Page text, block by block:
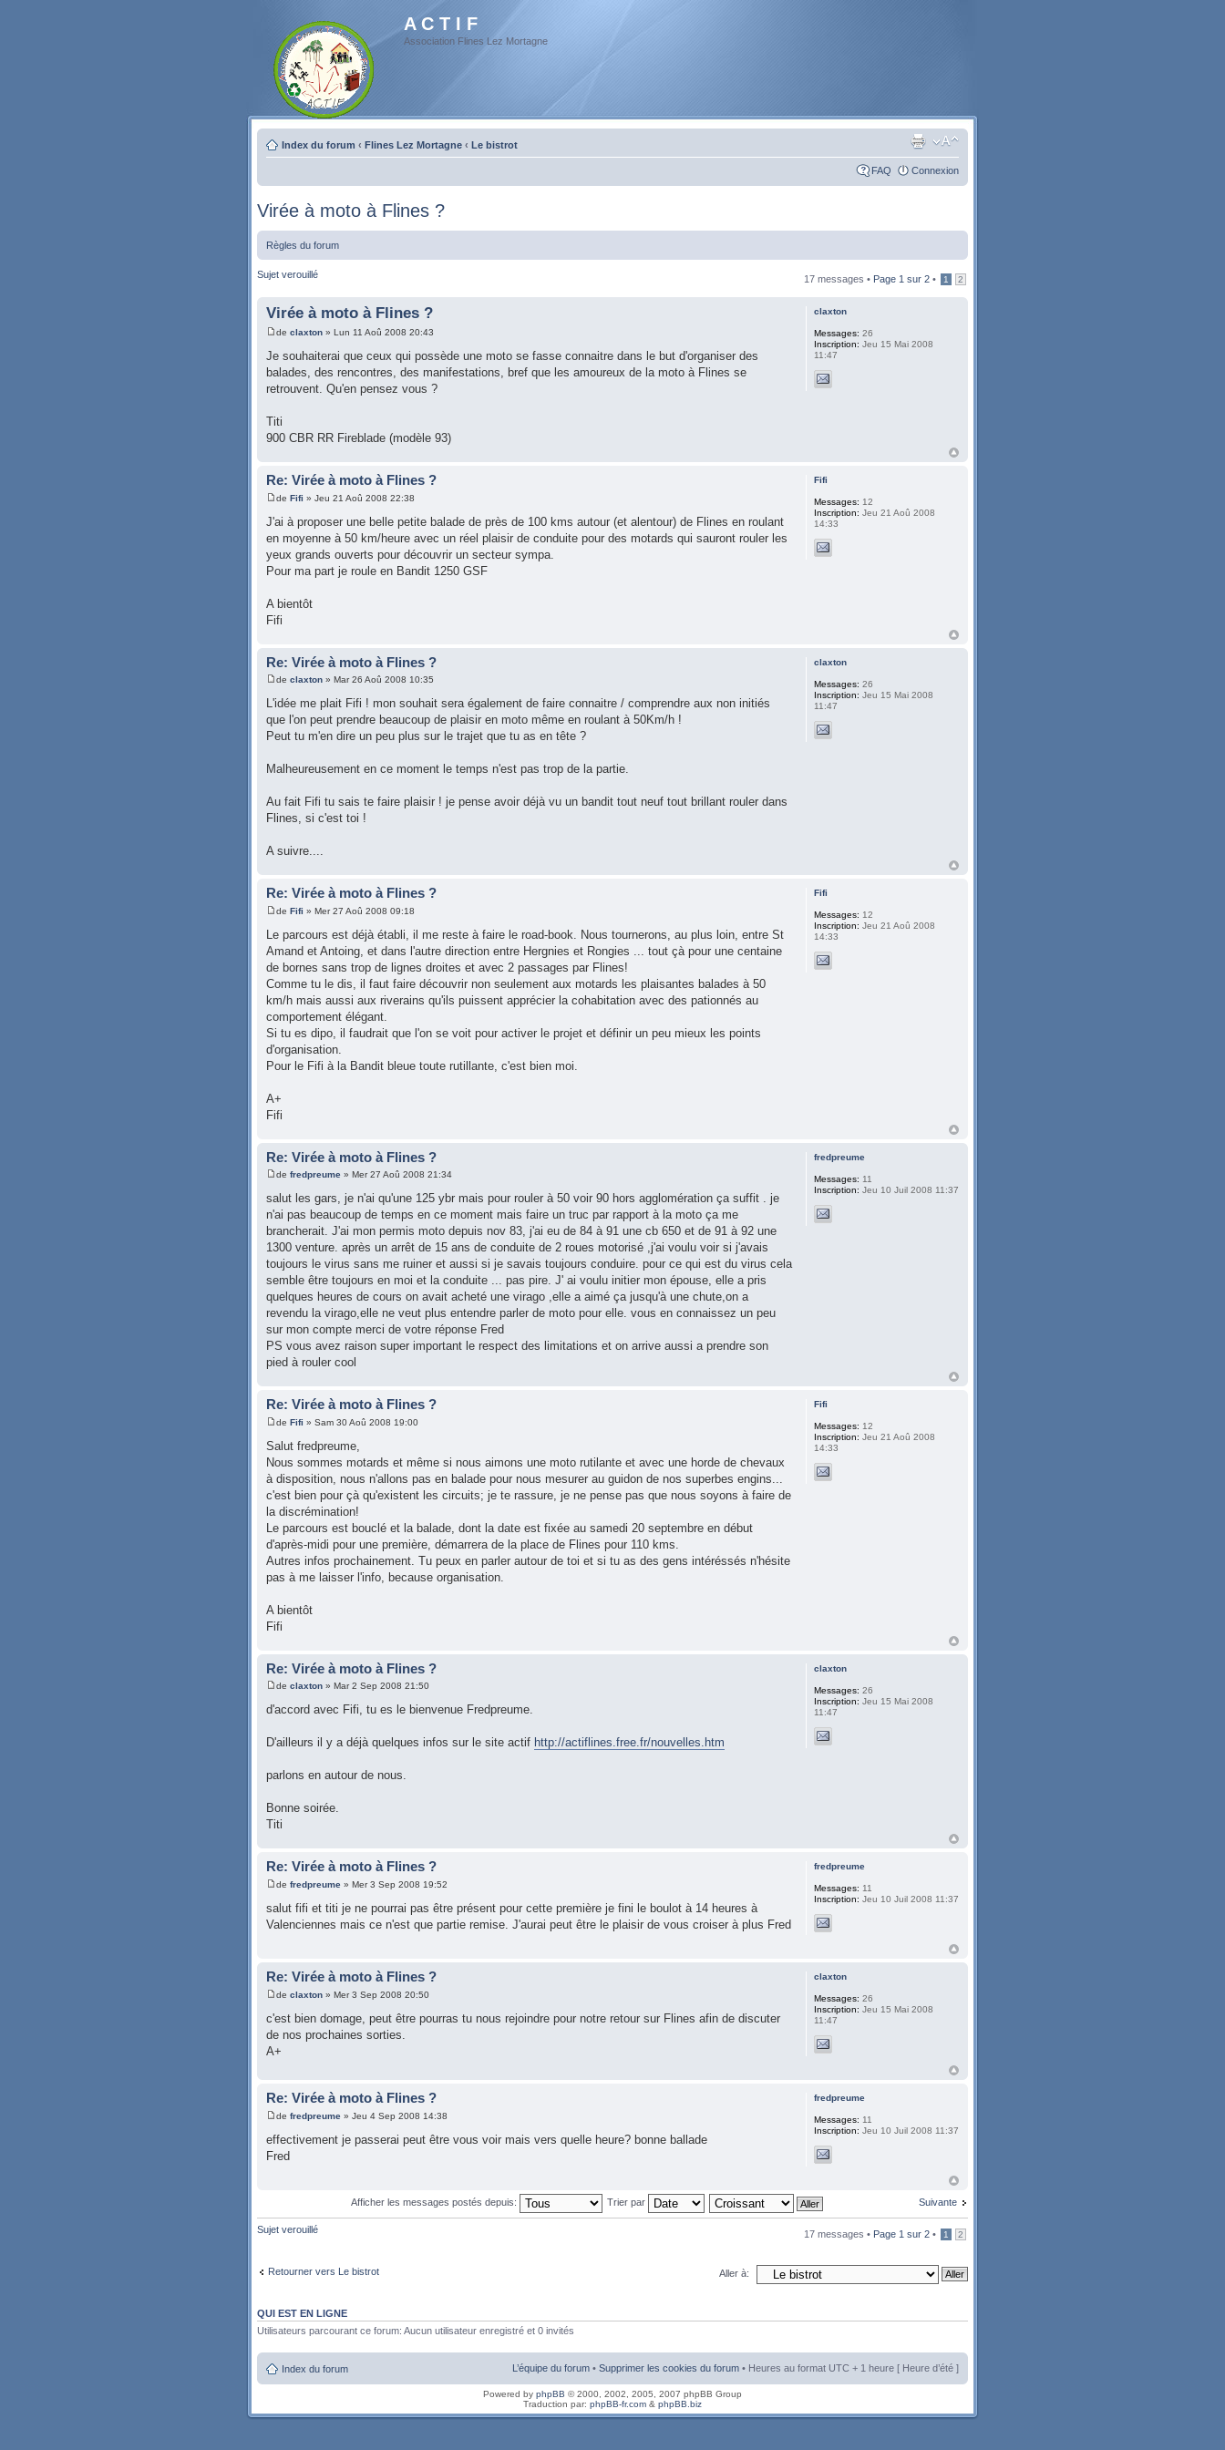
A C T I F
Association Flines Lez Mortagne
Index du forum ‹ Flines Lez Mortagne ‹ Le bistrot
FAQ Connexion
Virée à moto à Flines ?
Règles du forum
Sujet verouillé 17 messages • Page 1 sur 2 • 1 2
Virée à moto à Flines ?
de claxton » Lun 11 Aoû 2008 20:43
Je souhaiterai que ceux qui possède une moto se fasse connaitre dans le but d'organiser des
balades, des rencontres, des manifestations, bref que les amoureux de la moto à Flines se
retrouvent. Qu'en pensez vous ?
Titi
900 CBR RR Fireblade (modèle 93)
claxton
Messages: 26
Inscription: Jeu 15 Mai 2008
11:47
Re: Virée à moto à Flines ?
de Fifi » Jeu 21 Aoû 2008 22:38
J'ai à proposer une belle petite balade de près de 100 kms autour (et alentour) de Flines en roulant
en moyenne à 50 km/heure avec un réel plaisir de conduite pour des motards qui sauront rouler les
yeux grands ouverts pour découvrir un secteur sympa.
Pour ma part je roule en Bandit 1250 GSF
A bientôt
Fifi
Fifi
Messages: 12
Inscription: Jeu 21 Aoû 2008
14:33
Re: Virée à moto à Flines ?
de claxton » Mar 26 Aoû 2008 10:35
L'idée me plait Fifi ! mon souhait sera également de faire connaitre / comprendre aux non initiés
que l'on peut prendre beaucoup de plaisir en moto même en roulant à 50Km/h !
Peut tu m'en dire un peu plus sur le trajet que tu as en tête ?
Malheureusement en ce moment le temps n'est pas trop de la partie.
Au fait Fifi tu sais te faire plaisir ! je pense avoir déjà vu un bandit tout neuf tout brillant rouler dans
Flines, si c'est toi !
A suivre....
claxton
Messages: 26
Inscription: Jeu 15 Mai 2008
11:47
Re: Virée à moto à Flines ?
de Fifi » Mer 27 Aoû 2008 09:18
Le parcours est déjà établi, il me reste à faire le road-book. Nous tournerons, au plus loin, entre St
Amand et Antoing, et dans l'autre direction entre Hergnies et Rongies ... tout çà pour une centaine
de bornes sans trop de lignes droites et avec 2 passages par Flines!
Comme tu le dis, il faut faire découvrir non seulement aux motards les plaisantes balades à 50
km/h mais aussi aux riverains qu'ils puissent apprécier la cohabitation avec des pationnés au
comportement élégant.
Si tu es dipo, il faudrait que l'on se voit pour activer le projet et définir un peu mieux les points
d'organisation.
Pour le Fifi à la Bandit bleue toute rutillante, c'est bien moi.
A+
Fifi
Fifi
Messages: 12
Inscription: Jeu 21 Aoû 2008
14:33
Re: Virée à moto à Flines ?
de fredpreume » Mer 27 Aoû 2008 21:34
salut les gars, je n'ai qu'une 125 ybr mais pour rouler à 50 voir 90 hors agglomération ça suffit . je
n'ai pas beaucoup de temps en ce moment mais faire un truc par rapport à la moto ça me
brancherait. J'ai mon permis moto depuis nov 83, j'ai eu de 84 à 91 une cb 650 et de 91 à 92 une
1300 venture. après un arrêt de 15 ans de conduite de 2 roues motorisé ,j'ai voulu voir si j'avais
toujours le virus sans me ruiner et aussi si je savais toujours conduire. pour ce qui est du virus cela
semble être toujours en moi et la conduite ... pas pire. J' ai voulu initier mon épouse, elle a pris
quelques heures de cours on avait acheté une virago ,elle a aimé ça jusqu'à une chute,on a
revendu la virago,elle ne veut plus entendre parler de moto pour elle. vous en connaissez un peu
sur mon compte merci de votre réponse Fred
PS vous avez raison super important le respect des limitations et on arrive aussi a prendre son
pied à rouler cool
fredpreume
Messages: 11
Inscription: Jeu 10 Juil 2008 11:37
Re: Virée à moto à Flines ?
de Fifi » Sam 30 Aoû 2008 19:00
Salut fredpreume,
Nous sommes motards et même si nous aimons une moto rutilante et avec une horde de chevaux
à disposition, nous n'allons pas en balade pour nous mesurer au guidon de nos superbes engins...
c'est bien pour çà qu'existent les circuits; je te rassure, je ne pense pas que nous soyons à faire de
la discrémination!
Le parcours est bouclé et la balade, dont la date est fixée au samedi 20 septembre en début
d'après-midi pour une première, démarrera de la place de Flines pour 110 kms.
Autres infos prochainement. Tu peux en parler autour de toi et si tu as des gens intéréssés n'hésite
pas à me laisser l'info, because organisation.
A bientôt
Fifi
Fifi
Messages: 12
Inscription: Jeu 21 Aoû 2008
14:33
Re: Virée à moto à Flines ?
de claxton » Mar 2 Sep 2008 21:50
d'accord avec Fifi, tu es le bienvenue Fredpreume.
D'ailleurs il y a déjà quelques infos sur le site actif http://actiflines.free.fr/nouvelles.htm
parlons en autour de nous.
Bonne soirée.
Titi
claxton
Messages: 26
Inscription: Jeu 15 Mai 2008
11:47
Re: Virée à moto à Flines ?
de fredpreume » Mer 3 Sep 2008 19:52
salut fifi et titi je ne pourrai pas être présent pour cette première je fini le boulot à 14 heures à
Valenciennes mais ce n'est que partie remise. J'aurai peut être le plaisir de vous croiser à plus Fred
fredpreume
Messages: 11
Inscription: Jeu 10 Juil 2008 11:37
Re: Virée à moto à Flines ?
de claxton » Mer 3 Sep 2008 20:50
c'est bien domage, peut être pourras tu nous rejoindre pour notre retour sur Flines afin de discuter
de nos prochaines sorties.
A+
claxton
Messages: 26
Inscription: Jeu 15 Mai 2008
11:47
Re: Virée à moto à Flines ?
de fredpreume » Jeu 4 Sep 2008 14:38
effectivement je passerai peut être vous voir mais vers quelle heure? bonne ballade
Fred
fredpreume
Messages: 11
Inscription: Jeu 10 Juil 2008 11:37
Suivante
Afficher les messages postés depuis: Trier par
Sujet verouillé 17 messages • Page 1 sur 2 • 1 2
Retourner vers Le bistrot Aller à:
QUI EST EN LIGNE
Utilisateurs parcourant ce forum: Aucun utilisateur enregistré et 0 invités
Index du forum L’équipe du forum • Supprimer les cookies du forum • Heures au format UTC + 1 heure [ Heure d’été ]
Powered by phpBB © 2000, 2002, 2005, 2007 phpBB Group
Traduction par: phpBB-fr.com & phpBB.biz